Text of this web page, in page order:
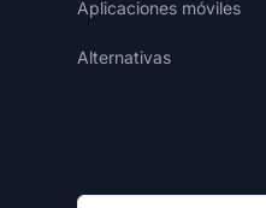
Aplicaciones móviles
Alternativas